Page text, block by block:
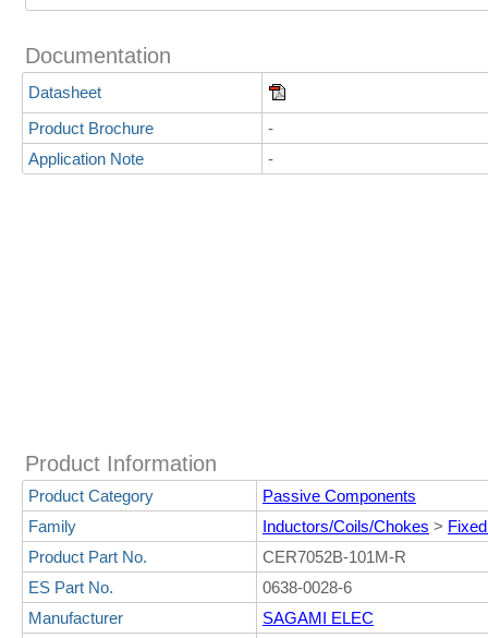
Documentation
Datasheet
Product Brochure
-
Application Note
-
Product Information
Product Category
Passive Components
Family
Inductors/Coils/Chokes >
Product Part No.
CER7052B-101M-R
ES Part No.
0638-0028-6
Manufacturer
SAGAMI ELEC